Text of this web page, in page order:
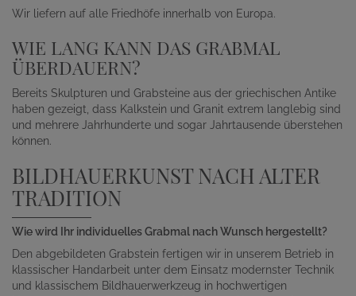
Wir liefern auf alle Friedhöfe innerhalb von Europa.
WIE LANG KANN DAS GRABMAL
ÜBERDAUERN?
Bereits Skulpturen und Grabsteine aus der griechischen Antike
haben gezeigt, dass Kalkstein und Granit extrem langlebig sind
und mehrere Jahrhunderte und sogar Jahrtausende überstehen
können.
BILDHAUERKUNST NACH ALTER
TRADITION
Wie wird Ihr individuelles Grabmal nach Wunsch hergestellt?
Den abgebildeten Grabstein fertigen wir in unserem Betrieb in
klassischer Handarbeit unter dem Einsatz modernster Technik
und klassischem Bildhauerwerkzeug in hochwertigen